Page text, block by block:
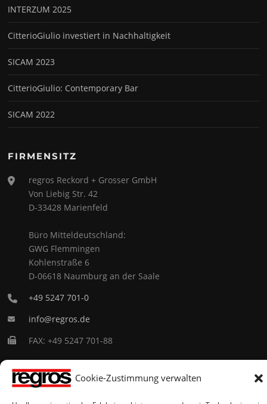
Cookie-Zustimmung verwalten
INTERZUM 2025
CitterioGiulio investiert in Nachhaltigkeit
SICAM 2023
CitterioGiulio: Contemporary Bar
SICAM 2022
FIRMENSITZ
regros Reckord + Grosser GmbH
Von Liebig Str. 42
D-33428 Marienfeld
Büro Mitteldeutschland:
GWG Flemmingen
Kohlenstraße 6
D-06618 Naumburg an der Saale
+49 5247 701-0
info@regros.de
FAX: +49 5247 701-88
ÖFFNUNGSZEITEN